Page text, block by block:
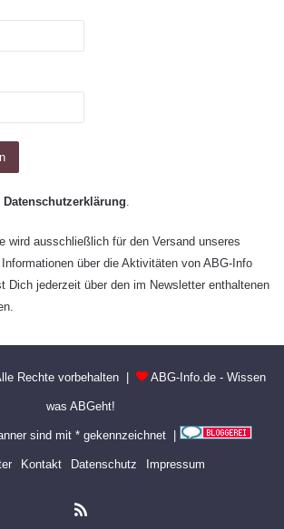
Datenschutzerklärung
wird ausschließlich für den Versand unseres
über die Aktivitäten von ABG-Info
Dich jederzeit über den im Newsletter enthaltenen
Rechte vorbehalten | ABG-Info.de - Wissen
was ABGeht!
sind mit * gekennzeichnet |
Kontakt Datenschutz Impressum